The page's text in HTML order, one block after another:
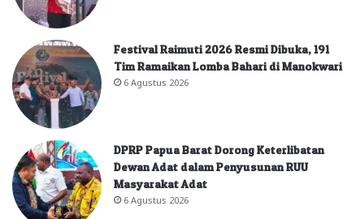
Festival Raimuti 2026 Resmi Dibuka, 191
Tim Ramaikan Lomba Bahari di Manokwari
6 Agustus 2026
DPRP Papua Barat Dorong Keterlibatan
Dewan Adat dalam Penyusunan RUU
Masyarakat Adat
6 Agustus 2026